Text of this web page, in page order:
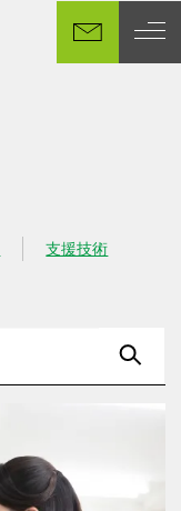
カテゴリー
支援技術